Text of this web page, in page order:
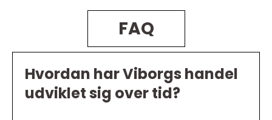
FAQ
Hvordan har Viborgs handel
udviklet sig over tid?